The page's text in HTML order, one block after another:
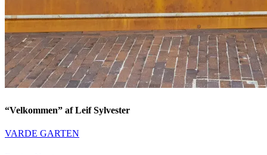
“Velkommen” af Leif Sylvester
VARDE GARTEN